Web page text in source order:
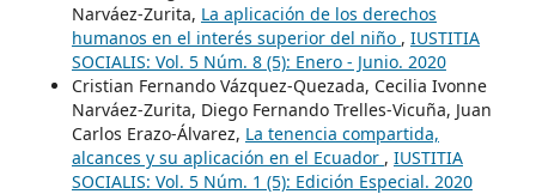
Narváez-Zurita, La aplicación de los derechos
humanos en el interés superior del niño , IUSTITIA
SOCIALIS: Vol. 5 Núm. 8 (5): Enero - Junio. 2020
Cristian Fernando Vázquez-Quezada, Cecilia Ivonne
Narváez-Zurita, Diego Fernando Trelles-Vicuña, Juan
Carlos Erazo-Álvarez, La tenencia compartida,
alcances y su aplicación en el Ecuador , IUSTITIA
SOCIALIS: Vol. 5 Núm. 1 (5): Edición Especial. 2020